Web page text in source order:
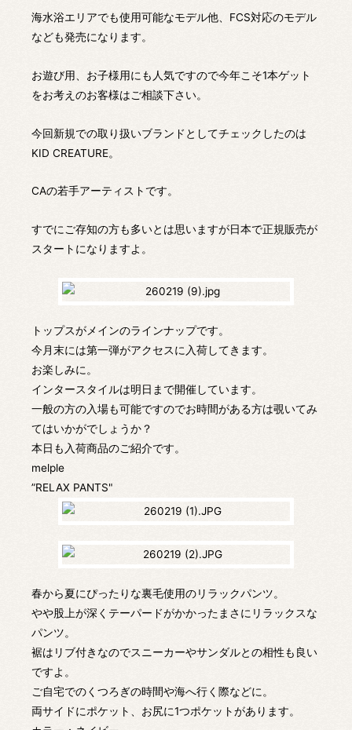
海水浴エリアでも使用可能なモデル他、FCS対応のモデル
なども発売になります。
お遊び用、お子様用にも人気ですので今年こそ1本ゲット
をお考えのお客様はご相談下さい。
今回新規での取り扱いブランドとしてチェックしたのは
KID CREATURE。
CAの若手アーティストです。
すでにご存知の方も多いとは思いますが日本で正規販売が
スタートになりますよ。
トップスがメインのラインナップです。
今月末には第一弾がアクセスに入荷してきます。
お楽しみに。
インタースタイルは明日まで開催しています。
一般の方の入場も可能ですのでお時間がある方は覗いてみ
てはいかがでしょうか？
本日も入荷商品のご紹介です。
melple
”RELAX PANTS"
春から夏にぴったりな裏毛使用のリラックパンツ。
やや股上が深くテーパードがかかったまさにリラックスな
パンツ。
裾はリブ付きなのでスニーカーやサンダルとの相性も良い
ですよ。
ご自宅でのくつろぎの時間や海へ行く際などに。
両サイドにポケット、お尻に1つポケットがあります。